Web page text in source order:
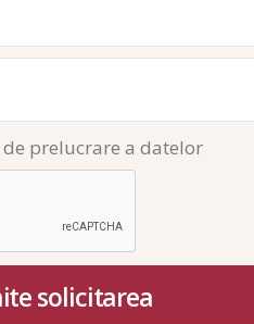
prelucrare a datelor
solicitarea